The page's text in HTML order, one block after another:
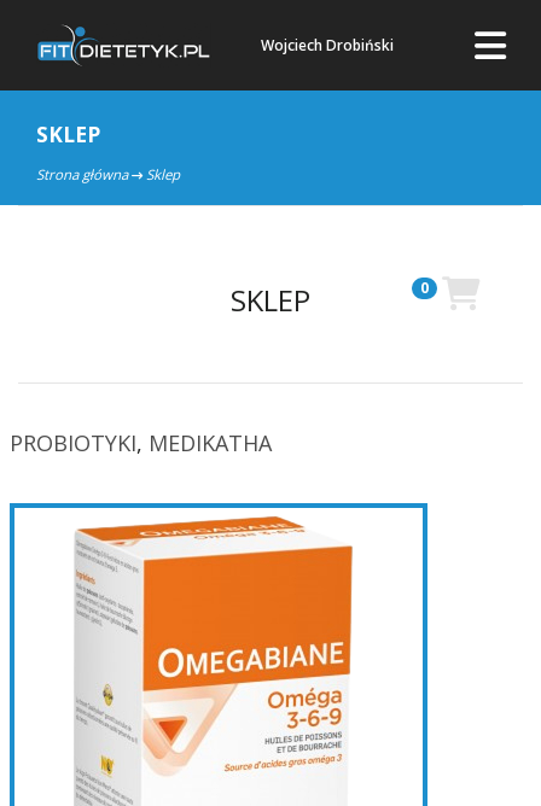
Wojciech Drobiński
SKLEP
Strona główna Sklep
SKLEP 0
PROBIOTYKI, MEDIKATHA